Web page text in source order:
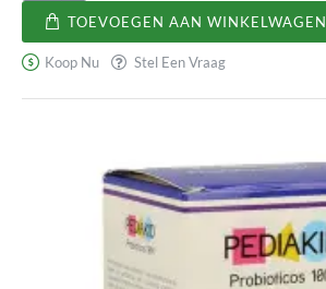
Gominolas
Probióticos
(Sabor
Manzana)
TOEVOEGEN AAN WINKELWAGEN
Koop Nu Stel Een Vraag